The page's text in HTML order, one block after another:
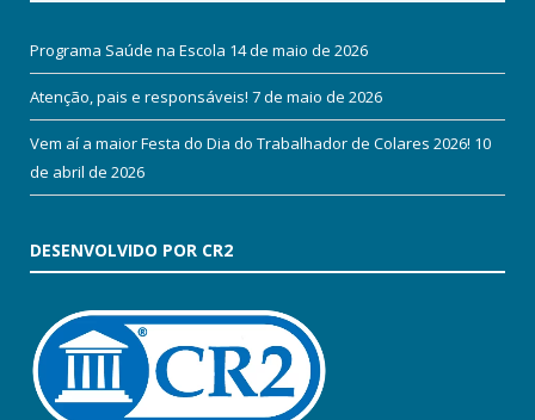
Programa Saúde na Escola 14 de maio de 2026
Atenção, pais e responsáveis! 7 de maio de 2026
Vem aí a maior Festa do Dia do Trabalhador de Colares 2026! 10
de abril de 2026
DESENVOLVIDO POR CR2